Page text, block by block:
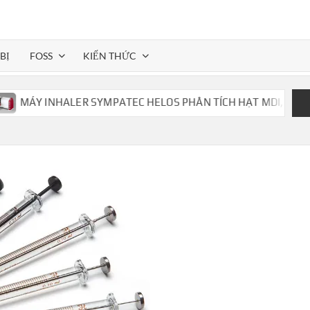
FOSS KIẾN THỨC
INHALER SYMPATEC HELOS PHÂN TÍCH HẠT MDI,DPI,..